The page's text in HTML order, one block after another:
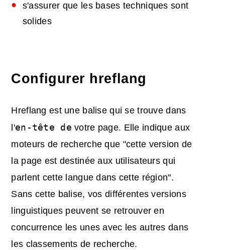
s'assurer que les bases techniques sont
solides
Configurer hreflang
Hreflang est une balise qui se trouve dans
l'en-tête de votre page. Elle indique aux
moteurs de recherche que "cette version de
la page est destinée aux utilisateurs qui
parlent cette langue dans cette région".
Sans cette balise, vos différentes versions
linguistiques peuvent se retrouver en
concurrence les unes avec les autres dans
les classements de recherche.